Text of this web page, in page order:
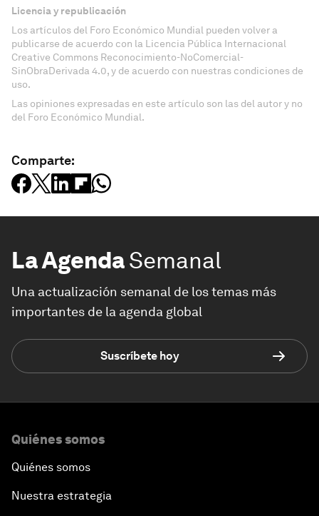
Licencia y republicación
Los artículos del Foro Económico Mundial pueden volver a
publicarse de acuerdo con la Licencia Pública Internacional
Creative Commons Reconocimiento-NoComercial-
SinObraDerivada 4.0, y de acuerdo con nuestras condiciones de
uso.
Las opiniones expresadas en este artículo son las del autor y no
del Foro Económico Mundial.
Comparte:
La AgendaSemanal
Una actualización semanal de los temas más
importantes de la agenda global
Suscríbete hoy
Quiénes somos
Quiénes somos
Nuestra estrategia